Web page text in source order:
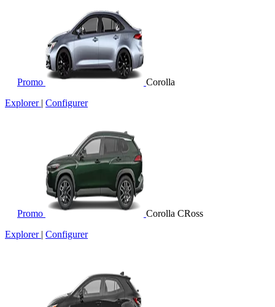
Promo
Corolla
Explorer | Configurer
Promo
Corolla CRoss
Explorer | Configurer